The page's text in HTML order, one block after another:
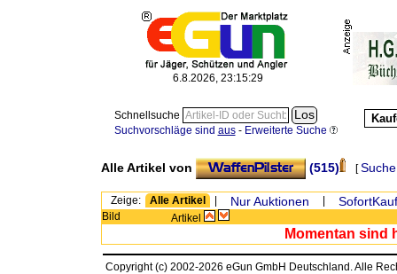
6.8.2026, 23:15:29
Schnellsuche
Suchvorschläge sind aus- Erweiterte Suche
Alle Artikel von (515) [
Zeige: Alle Artikel Nur Auktionen
Bild Artikel
Momentan sind
Copyright (c) 2002-2026 eGun GmbH Deutschland. Alle